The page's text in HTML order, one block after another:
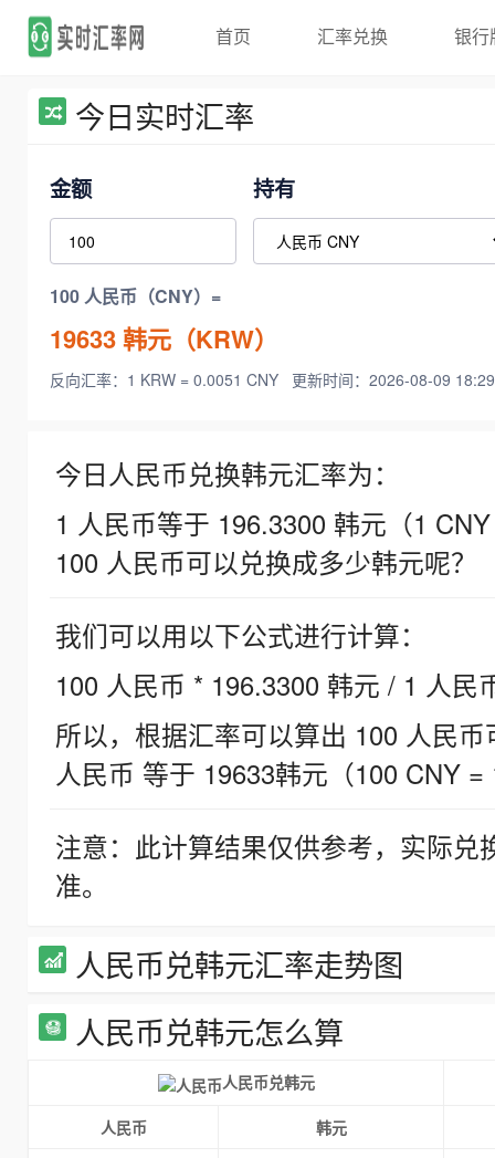
首页 汇率兑换 银行
今日实时汇率
金额 持有
100 人民币（CNY）=
19633韩元（KRW）
反向汇率：1 KRW = 0.0051 CNY 更新时间：2026-08-09
今日人民币兑换韩元汇率为：
1 人民币等于 196.3300 韩元（1
100 人民币可以兑换成多少韩元呢？
我们可以用以下公式进行计算：
100 人民币 * 196.3300 韩元 / 1 人民
所以，根据汇率可以算出 100 人民
人民币 等于 19633韩元（100 CNY =
注意：此计算结果仅供参考，实际
准。
人民币兑韩元汇率走势图
人民币兑韩元怎么算
人民币兑韩元
人民币
韩元